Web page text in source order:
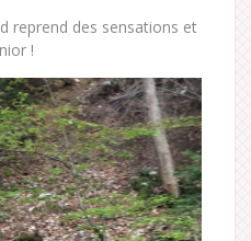
reprend des sensations et
!